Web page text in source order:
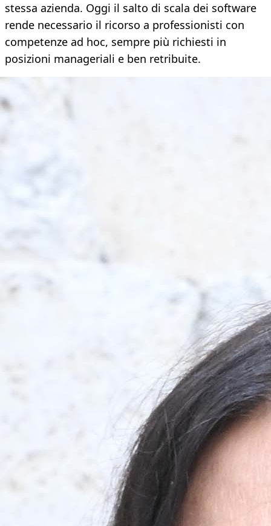
stessa azienda. Oggi il salto di scala dei software
rende necessario il ricorso a professionisti con
competenze ad hoc, sempre più richiesti in
posizioni manageriali e ben retribuite.